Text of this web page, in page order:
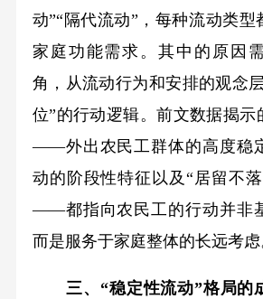
动”“隔代流动”，每种流动类型
家庭功能需求。其中的原因
角，从流动行为和安排的观念
位”的行动逻辑。前文数据揭示
——外出农民工群体的高度稳
动的阶段性特征以及“居留不
——都指向农民工的行动并非
而是服务于家庭整体的长远考虑
三、“稳定性流动”格局的